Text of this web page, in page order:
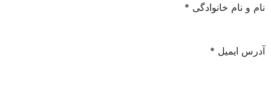
نام و نام خانوادگی *
آدرس ایمیل *